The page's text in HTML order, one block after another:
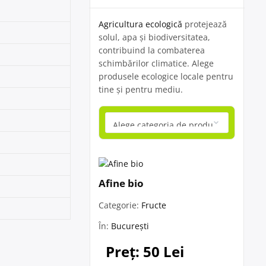
Agricultura ecologică protejează
solul, apa și biodiversitatea,
contribuind la combaterea
schimbărilor climatice. Alege
produsele ecologice locale pentru
tine și pentru mediu.
Afine bio
Categorie: Fructe
În: București
Preț: 50 Lei